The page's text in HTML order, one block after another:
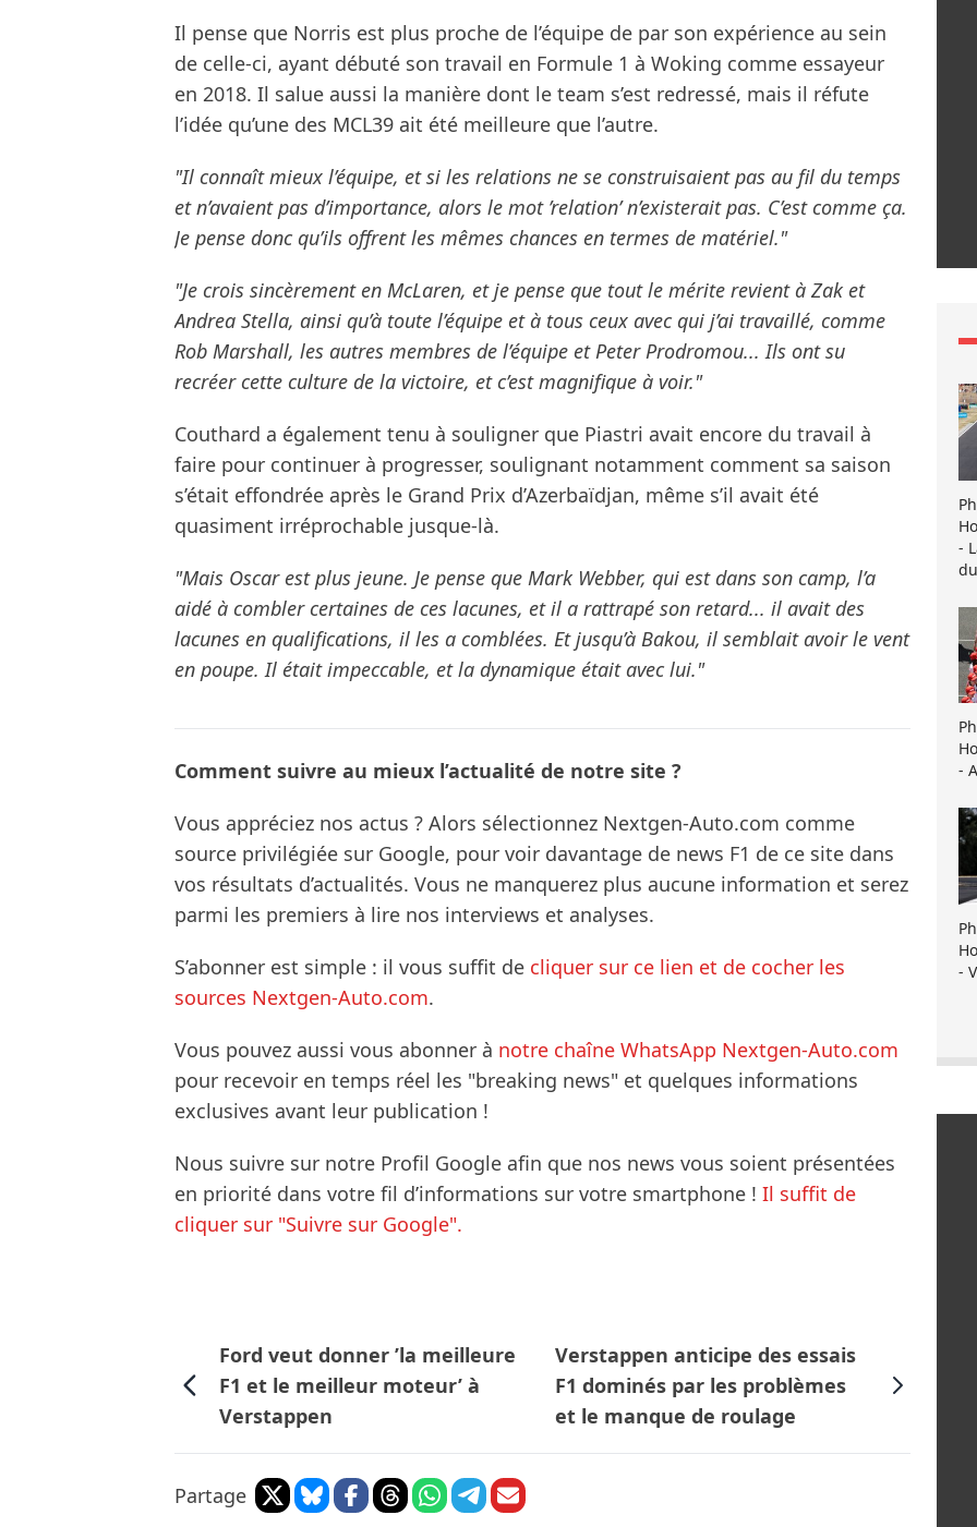
Il pense que Norris est plus proche de l’équipe de par son expérience au sein
de celle-ci, ayant débuté son travail en Formule 1 à Woking comme essayeur
en 2018. Il salue aussi la manière dont le team s’est redressé, mais il réfute
l’idée qu’une des MCL39 ait été meilleure que l’autre.
"Il connaît mieux l’équipe, et si les relations ne se construisaient pas au fil du temps
et n’avaient pas d’importance, alors le mot ’relation’ n’existerait pas. C’est comme ça.
Je pense donc qu’ils offrent les mêmes chances en termes de matériel."
"Je crois sincèrement en McLaren, et je pense que tout le mérite revient à Zak et
Andrea Stella, ainsi qu’à toute l’équipe et à tous ceux avec qui j’ai travaillé, comme
Rob Marshall, les autres membres de l’équipe et Peter Prodromou... Ils ont su
recréer cette culture de la victoire, et c’est magnifique à voir."
Couthard a également tenu à souligner que Piastri avait encore du travail à
faire pour continuer à progresser, soulignant notamment comment sa saison
s’était effondrée après le Grand Prix d’Azerbaïdjan, même s’il avait été
quasiment irréprochable jusque-là.
"Mais Oscar est plus jeune. Je pense que Mark Webber, qui est dans son camp, l’a
aidé à combler certaines de ces lacunes, et il a rattrapé son retard... il avait des
lacunes en qualifications, il les a comblées. Et jusqu’à Bakou, il semblait avoir le vent
en poupe. Il était impeccable, et la dynamique était avec lui."
Comment suivre au mieux l’actualité de notre site ?
Vous appréciez nos actus ? Alors sélectionnez Nextgen-Auto.com comme
source privilégiée sur Google, pour voir davantage de news F1 de ce site dans
vos résultats d’actualités. Vous ne manquerez plus aucune information et serez
parmi les premiers à lire nos interviews et analyses.
S’abonner est simple : il vous suffit de cliquer sur ce lien et de cocher les
sources Nextgen-Auto.com.
Vous pouvez aussi vous abonner à notre chaîne WhatsApp Nextgen-Auto.com
pour recevoir en temps réel les "breaking news" et quelques informations
exclusives avant leur publication !
Nous suivre sur notre Profil Google afin que nos news vous soient présentées
en priorité dans votre fil d’informations sur votre smartphone ! Il suffit de
cliquer sur "Suivre sur Google".
Ford veut donner ’la meilleure
F1 et le meilleur moteur’ à
Verstappen
Verstappen anticipe des essais
F1 dominés par les problèmes
et le manque de roulage
Partage
-
-
-